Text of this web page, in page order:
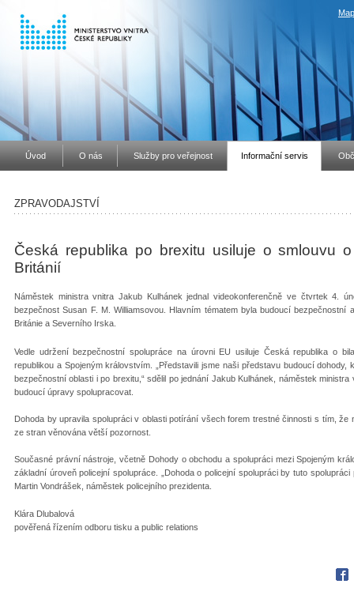
Úvod O nás Služby pro veřejnost Informační servis
ZPRAVODAJSTVÍ
Česká republika po brexitu usiluje o smlouvu
Británií
Náměstek ministra vnitra Jakub Kulhánek jednal videokonferenčně ve čtvrtek 4.
bezpečnost Susan F. M. Williamsovou. Hlavním tématem byla budoucí bezpečnostní
Británie a Severního Irska.
Vedle udržení bezpečnostní spolupráce na úrovni EU usiluje Česká republika o
republikou a Spojeným královstvím. „Představili jsme naši představu budoucí
bezpečnostní oblasti i po brexitu,“ sdělil po jednání Jakub Kulhánek, náměstek
budoucí úpravy spolupracovat.
Dohoda by upravila spolupráci v oblasti potírání všech forem trestné činnosti s tím,
ze stran věnována větší pozornost.
Současné právní nástroje, včetně Dohody o obchodu a spolupráci mezi Spojeným
základní úroveň policejní spolupráce. „Dohoda o policejní spolupráci by tuto
Martin Vondrášek, náměstek policejního prezidenta.
Klára Dlubalová
pověřená řízením odboru tisku a public relations